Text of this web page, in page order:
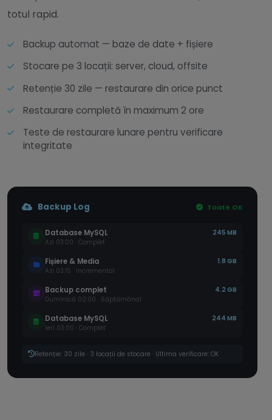
totul rapid.
Backup automat — baze de date + fișiere
Stocare pe 3 locații: server, cloud, offsite
Retenție 30 zile — restaurare din orice punct
Restaurare completă în maximum 2 ore
Teste de restaurare lunare pentru verificare
integritate
Backup Log Toate OK
Database MySQL
Azi 03:00 · Complet
245 MB
Fișiere & Media
Azi 03:15 · Incremental
1.8 GB
Backup complet
Duminică 02:00 · Săptămânal
4.2 GB
Database MySQL
Ieri 03:00 · Complet
244 MB
Retenție: 30 zile · 3 locații de stocare · Ultima verificare: OK